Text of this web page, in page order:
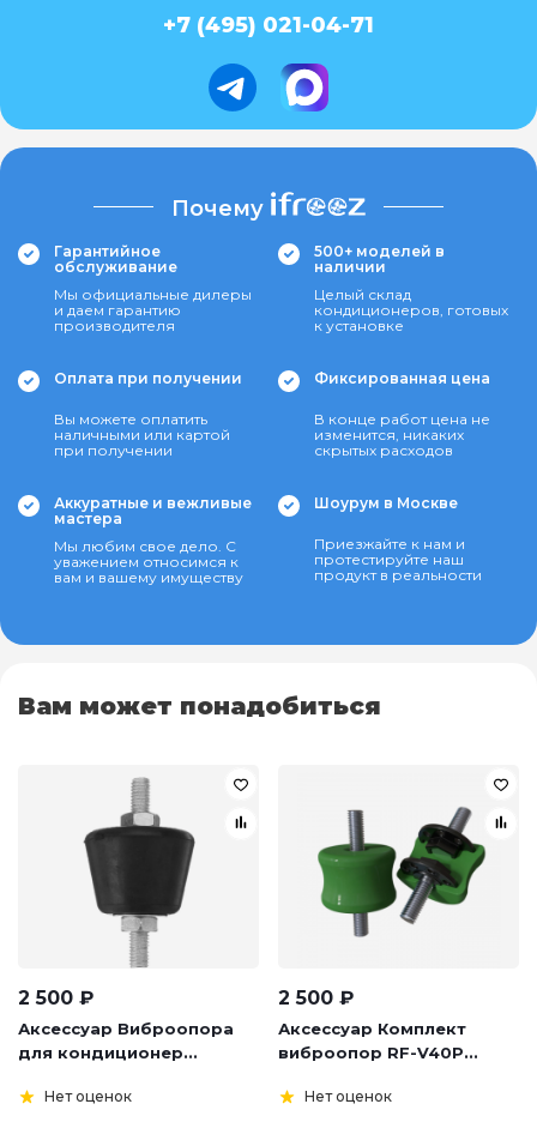
+7 (495) 021-04-71
Почему
Гарантийное
обслуживание
Мы официальные дилеры
и даем гарантию
производителя
500+ моделей в
наличии
Целый склад
кондиционеров, готовых
к установке
Оплата при получении
Вы можете оплатить
наличными или картой
при получении
Фиксированная цена
В конце работ цена не
изменится, никаких
скрытых расходов
Аккуратные и вежливые
мастера
Мы любим свое дело. С
уважением относимся к
вам и вашему имуществу
Шоурум в Москве
Приезжайте к нам и
протестируйте наш
продукт в реальности
Вам может понадобиться
2 500 ₽
Аксессуар Виброопора
для кондиционер...
Нет оценок
2 500 ₽
Аксессуар Комплект
виброопор RF-V40P...
Нет оценок